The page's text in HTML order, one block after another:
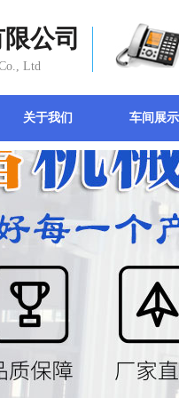
公司
Ltd
关于我们 车间展示